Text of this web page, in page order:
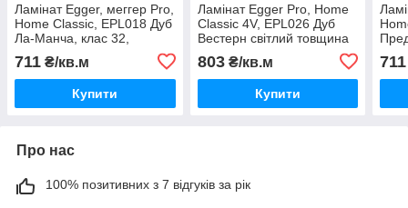
Ламінат Egger, меггер Pro,
Home Classic, EPL018 Дуб
Ла-Манча, клас 32,
товщина 8 мм, без фаски.
711 ₴/кв.м
Купити
Ламінат Egger Pro, Home
Classic 4V, EPL026 Дуб
Вестерн світлий товщина
803₴/кв.м
Купити
без
711
Про нас
100% позитивних з 7 відгуків за рік